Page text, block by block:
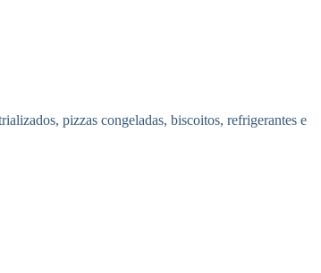
pizzas congeladas, biscoitos, refrigerantes e